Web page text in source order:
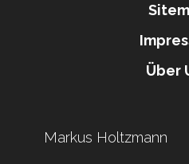
Über
Markus Holtzmann